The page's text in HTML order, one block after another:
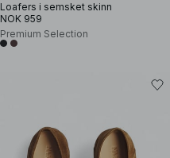
Loafers i semsket skinn
NOK 959
Premium Selection